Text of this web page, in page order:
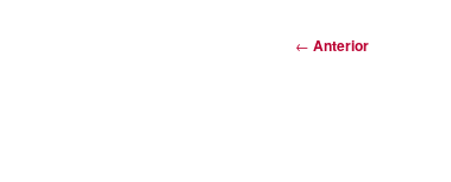
Navegación
← Anterior